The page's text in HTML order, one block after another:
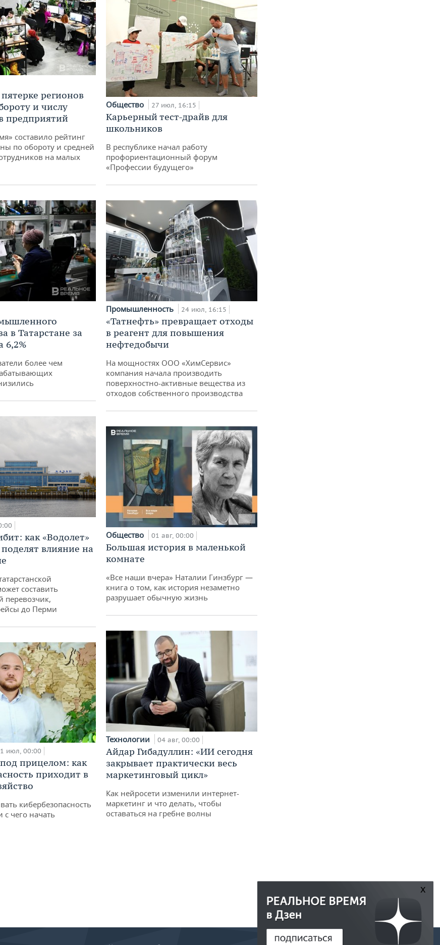
регионов
и числу
предприятий
составило рейтинг
по обороту и средней
на малых
в Татарстане за
6,2%
более чем
как «Водолет»
влияние на
составить
перевозчик,
до Перми
июл, 00:00
прицелом: как
приходит в
кибербезопасность
с чего начать
Общество 27 июл, 16:15
Карьерный тест-драйв для
школьников
В республике начал работу
профориентационный форум
«Профессии будущего»
Промышленность 24 июл, 16:15
«Татнефть» превращает отходы
в реагент для повышения
нефтедобычи
На мощностях ООО «ХимСервис»
компания начала производить
поверхностно-активные вещества из
отходов собственного производства
Общество 01 авг, 00:00
Большая история в маленькой
комнате
«Все наши вчера» Наталии Гинзбург —
книга о том, как история незаметно
разрушает обычную жизнь
Технологии 04 авг, 00:00
Айдар Гибадуллин: «ИИ сегодня
закрывает практически весь
маркетинговый цикл»
Как нейросети изменили интернет-
маркетинг и что делать, чтобы
оставаться на гребне волны
x